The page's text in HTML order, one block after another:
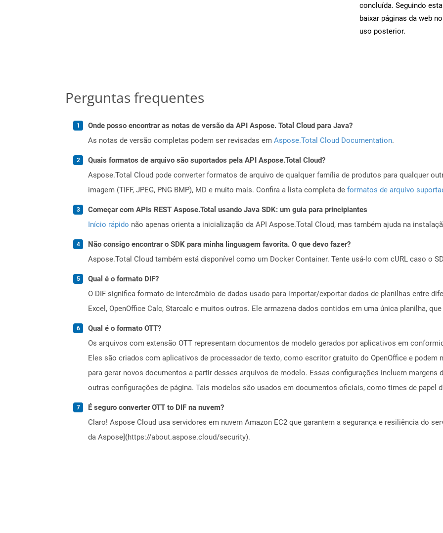
concluída. Seguindo
baixar páginas da web
uso posterior.
Perguntas frequentes
Onde posso encontrar as notas de versão da API Aspose. Total Cloud para Java?
As notas de versão completas podem ser revisadas em Aspose.Total Cloud Documentation.
Quais formatos de arquivo são suportados pela API Aspose.Total Cloud?
Aspose.Total Cloud pode converter formatos de arquivo de qualquer família de produtos para qualquer
imagem (TIFF, JPEG, PNG BMP), MD e muito mais. Confira a lista completa de formatos de arquivo
Começar com APIs REST Aspose.Total usando Java SDK: um guia para principiantes
Início rápido não apenas orienta a inicialização da API Aspose.Total Cloud, mas também ajuda na
Não consigo encontrar o SDK para minha linguagem favorita. O que devo fazer?
Aspose.Total Cloud também está disponível como um Docker Container. Tente usá-lo com cURL caso o
Qual é o formato DIF?
O DIF significa formato de intercâmbio de dados usado para importar/exportar dados de planilhas entre
Excel, OpenOffice Calc, Starcalc e muitos outros. Ele armazena dados contidos em uma única planilha,
Qual é o formato OTT?
Os arquivos com extensão OTT representam documentos de modelo gerados por aplicativos em
Eles são criados com aplicativos de processador de texto, como escritor gratuito do OpenOffice e podem
para gerar novos documentos a partir desses arquivos de modelo. Essas configurações incluem margens
outras configurações de página. Tais modelos são usados ​​em documentos oficiais, como times de papel
É seguro converter OTT to DIF na nuvem?
Claro! Aspose Cloud usa servidores em nuvem Amazon EC2 que garantem a segurança e resiliência do
da Aspose](https://about.aspose.cloud/security).